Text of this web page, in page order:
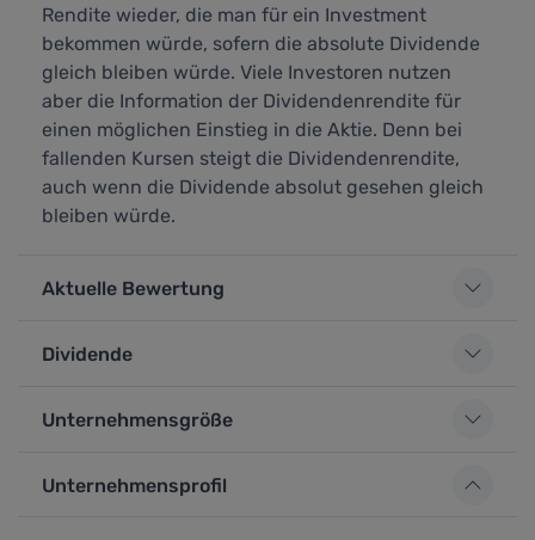
Rendite wieder, die man für ein Investment
bekommen würde, sofern die absolute Dividende
gleich bleiben würde. Viele Investoren nutzen
aber die Information der Dividendenrendite für
einen möglichen Einstieg in die Aktie. Denn bei
fallenden Kursen steigt die Dividendenrendite,
auch wenn die Dividende absolut gesehen gleich
bleiben würde.
Aktuelle Bewertung
Dividende
Unternehmensgröße
Unternehmensprofil